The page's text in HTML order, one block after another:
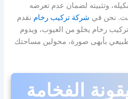
وتثبيته لضمان عدم تعرضه
نحن في شركة تركيب رخام نقدم
رخام يخلو من العيوب، ويدوم
بأبهى صورة، محولين مساحتك
الفخامة